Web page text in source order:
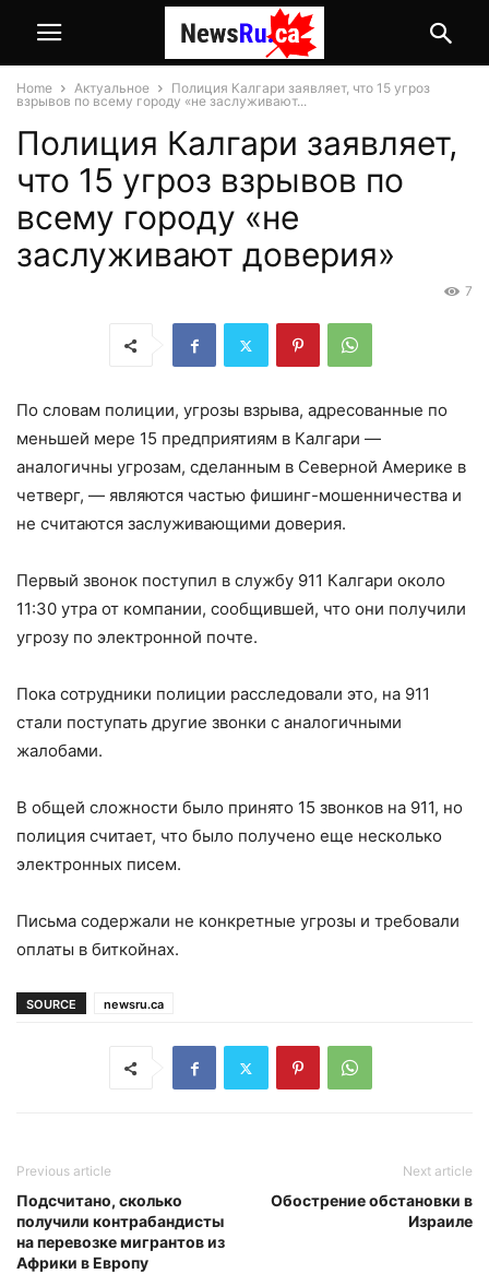
Home Актуальное
Полиция Калгари заявляет, что 15 угроз
взрывов по всему городу «не заслуживают...
Полиция Калгари заявляет,
что 15 угроз взрывов по
всему городу «не
заслуживают доверия»
7
По словам полиции, угрозы взрыва, адресованные по
меньшей мере 15 предприятиям в Калгари —
аналогичны угрозам, сделанным в Северной Америке в
четверг, — являются частью фишинг-мошенничества и
не считаются заслуживающими доверия.
Первый звонок поступил в службу 911 Калгари около
11:30 утра от компании, сообщившей, что они получили
угрозу по электронной почте.
Пока сотрудники полиции расследовали это, на 911
стали поступать другие звонки с аналогичными
жалобами.
В общей сложности было принято 15 звонков на 911, но
полиция считает, что было получено еще несколько
электронных писем.
Письма содержали не конкретные угрозы и требовали
оплаты в биткойнах.
SOURCE newsru.ca
Previous article
Подсчитано, сколько
получили контрабандисты
на перевозке мигрантов из
Африки в Европу
Next article
Обострение обстановки в
Израиле